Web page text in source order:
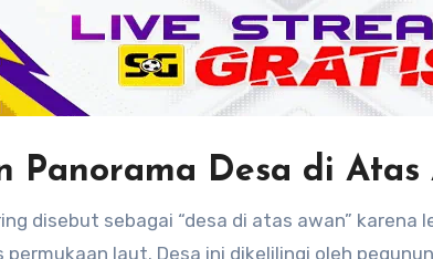
Panorama Desa di Atas
disebut sebagai “desa di atas awan”
permukaan laut. Desa ini dikelilingi oleh